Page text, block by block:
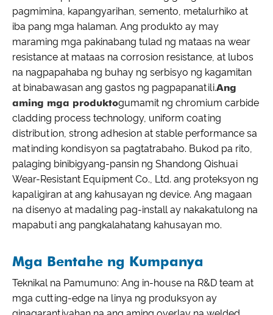
pagmimina, kapangyarihan, semento, metalurhiko at
iba pang mga halaman. Ang produkto ay may
maraming mga pakinabang tulad ng mataas na wear
resistance at mataas na corrosion resistance, at lubos
na nagpapahaba ng buhay ng serbisyo ng kagamitan
at binabawasan ang gastos ng pagpapanatili.Ang
aming mga produktogumamit ng chromium carbide
cladding process technology, uniform coating
distribution, strong adhesion at stable performance sa
matinding kondisyon sa pagtatrabaho. Bukod pa rito,
palaging binibigyang-pansin ng Shandong Qishuai
Wear-Resistant Equipment Co., Ltd. ang proteksyon ng
kapaligiran at ang kahusayan ng device. Ang magaan
na disenyo at madaling pag-install ay nakakatulong na
mapabuti ang pangkalahatang kahusayan mo.
Mga Bentahe ng Kumpanya
Teknikal na Pamumuno: Ang in-house na R&D team at
mga cutting-edge na linya ng produksyon ay